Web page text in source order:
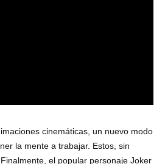
cinemáticas, un nuevo modo
la mente a trabajar. Estos, sin
el popular personaje Joker